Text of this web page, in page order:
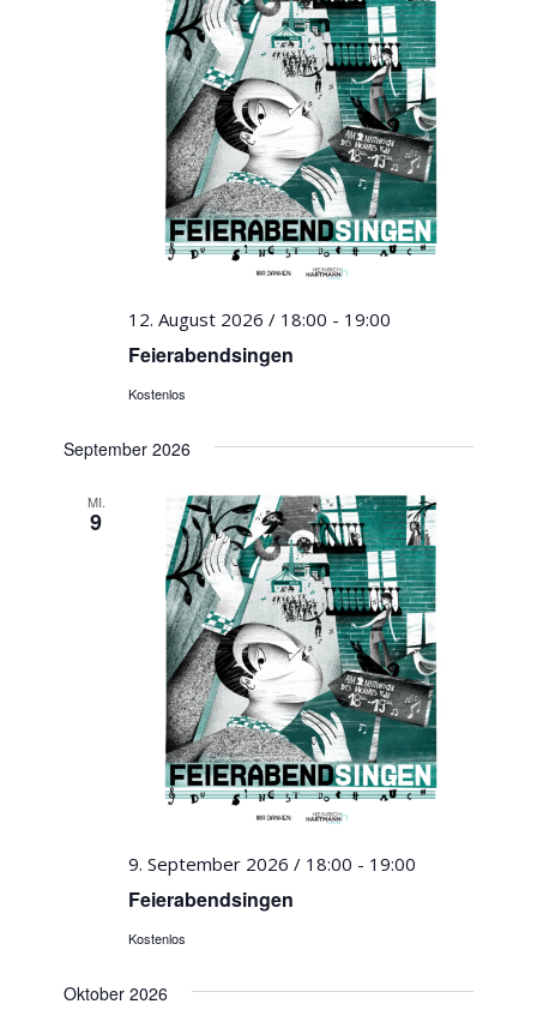
Feierabendsingen
12. August 2026 / 18:00 - 19:00
Kostenlos
September 2026
MI.
9
Feierabendsingen
9. September 2026 / 18:00 - 19:00
Kostenlos
Oktober 2026